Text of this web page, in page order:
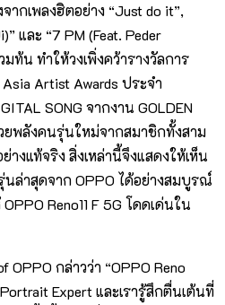
ากเพลงฮิตอย่าง “Just do it”,
และ “7 PM (Feat. Peder
ท้น ทำให้วงเพิ่งคว้ารางวัลการ
Artist Awards ประจำ
SONG จากงาน GOLDEN
ยพลังคนรุ่นใหม่จากสมาชิกทั้งสาม
งแท้จริง สิ่งเหล่านี้จึงแสดงให้เห็น
ล่าสุดจาก OPPO ได้อย่างสมบูรณ์
Reno11 F 5G โดดเด่นใน
OPPO กล่าวว่า “OPPO Reno
Expert และเรารู้สึกตื่นเต้นที่